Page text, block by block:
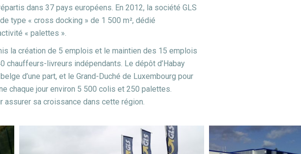
dans 37 pays européens. En 2012, la société GLS
type « cross docking » de 1 500 m², dédié
« palettes ».
la création de 5 emplois et le maintien des 15 emplois
chauffeurs-livreurs indépendants. Le dépôt d’Habay
d’une part, et le Grand-Duché de Luxembourg pour
chaque jour environ 5 500 colis et 250 palettes.
assurer sa croissance dans cette région.